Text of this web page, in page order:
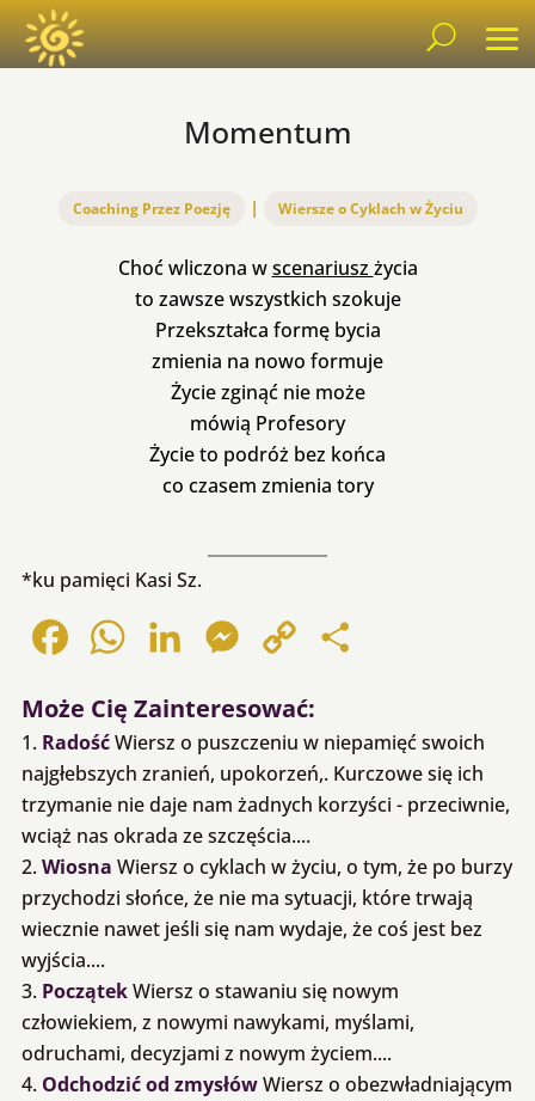
Momentum
Coaching Przez Poezję | Wiersze o Cyklach w Życiu
Choć wliczona wscenariusz życia
to zawsze wszystkich szokuje
Przekształca formę bycia
zmienia na nowo formuje
Życie zginąć nie może
mówią Profesory
Życie to podróż bez końca
co czasem zmienia tory
*ku pamięci Kasi Sz.
FacebookWhatsAppLinkedInMessenger
Copy
Może Cię Zainteresować:
RadośćWiersz o puszczeniu w niepamięć swoich
najgłebszych zranień, upokorzeń,. Kurczowe się ich
trzymanie nie daje nam żadnych korzyści - przeciwnie,
wciąż nas okrada ze szczęścia....
Wiosna Wiersz o cyklach w życiu, o tym, że po burzy
przychodzi słońce, że nie ma sytuacji, które trwają
wiecznie nawet jeśli się nam wydaje, że coś jest bez
wyjścia....
PoczątekWiersz o stawaniu się nowym
człowiekiem, z nowymi nawykami, myślami,
odruchami, decyzjami z nowym życiem....
Odchodzić od zmysłówWiersz o obezwładniającym